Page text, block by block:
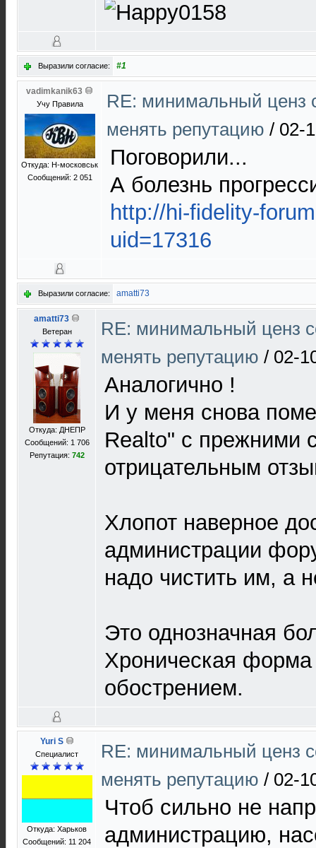
Выразили согласие: #1
vadimkanik63
Учу Правила
Откуда: Н-московськ
Сообщений: 2 051
RE: минимальный ценз
менять репутацию / 02-
Поговорили...
А болезнь
http://hi-fidelity-
uid=17316
Выразили согласие: amatti73
amatti73
Ветеран
Откуда: ДНЕПР
Сообщений: 1 706
Репутация: 742
RE: минимальный ценз
менять репутацию / 02-
Аналогично !
И у меня снова
Realto" с прежними
отрицательным
Хлопот наверное
администрации
надо чистить им, а
Это однозначная
Хроническая
обострением.
Yuri S
Специалист
Откуда: Харьков
Сообщений: 11 204
RE: минимальный ценз
менять репутацию / 02-
Чтоб сильно не
администрацию,